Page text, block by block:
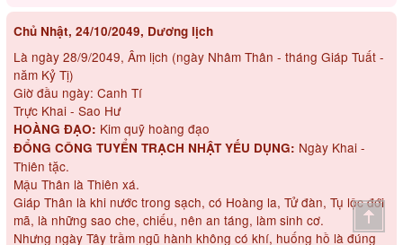
Chủ Nhật, 24/10/2049, Dương lịch
Là ngày 28/9/2049, Âm lịch (ngày Nhâm Thân - tháng Giáp Tuất -
năm Kỷ Tị)
Giờ đầu ngày: Canh Tí
Trực Khai - Sao Hư
HOÀNG ĐẠO: Kim quỹ hoàng đạo
ĐỔNG CÔNG TUYỂN TRẠCH NHẬT YẾU DỤNG: Ngày Khai -
Thiên tặc.
Mậu Thân là Thiên xá.
Giáp Thân là khi nước trong sạch, có Hoàng la, Tử đàn, Tụ lộc đới
mã, là những sao che, chiếu, nên an táng, làm sinh cơ.
Nhưng ngày Tây trầm ngũ hành không có khí, huống hồ là đúng